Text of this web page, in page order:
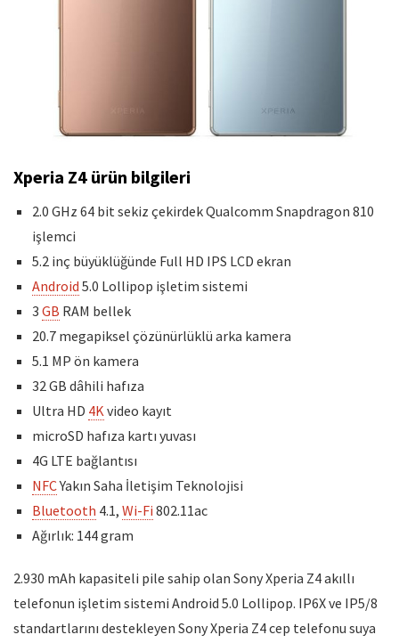
Xperia Z4 ürün bilgileri
2.0 GHz 64 bit sekiz çekirdek Qualcomm Snapdragon 810
işlemci
5.2 inç büyüklüğünde Full HD IPS LCD ekran
Android 5.0 Lollipop işletim sistemi
3 GB RAM bellek
20.7 megapiksel çözünürlüklü arka kamera
5.1 MP ön kamera
32 GB dâhili hafıza
Ultra HD 4Kvideo kayıt
microSD hafıza kartı yuvası
4G LTE bağlantısı
NFCYakın Saha İletişim Teknolojisi
Bluetooth 4.1, Wi-Fi 802.11ac
Ağırlık: 144 gram
2.930 mAh kapasiteli pile sahip olan Sony Xperia Z4 akıllı
telefonun işletim sistemi Android 5.0 Lollipop. IP6X ve IP5/8
standartlarını destekleyen Sony Xperia Z4 cep telefonu suya